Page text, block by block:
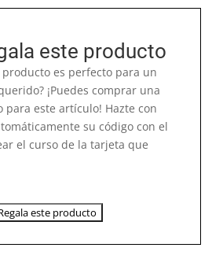
este producto
producto es perfecto para un
¡Puedes comprar una
para este artículo! Hazte con
su código con el
el curso de la tarjeta que
este producto